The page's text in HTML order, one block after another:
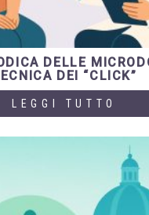
DELLE
DEI “CLICK”
LEGGI TUTTO